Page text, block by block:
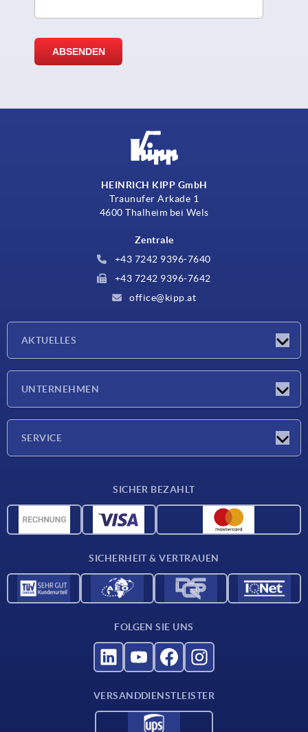
HEINRICH KIPP GmbH
Traunufer Arkade 1
4600 Thalheim bei Wels
Zentrale
+43 7242 9396-7640
+43 7242 9396-7642
office@kipp.at
AKTUELLES
UNTERNEHMEN
SERVICE
CAD-Daten
Für Lieferanten
SICHER BEZAHLT
SICHERHEIT & VERTRAUEN
FOLGEN SIE UNS
VERSANDDIENSTLEISTER